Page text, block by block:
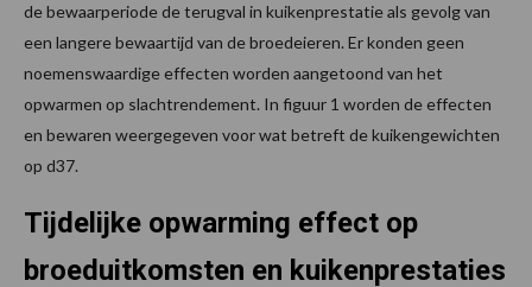
de bewaarperiode de terugval in kuikenprestatie als gevolg van
een langere bewaartijd van de broedeieren. Er konden geen
noemenswaardige effecten worden aangetoond van het
opwarmen op slachtrendement. In figuur 1 worden de effecten
en bewaren weergegeven voor wat betreft de kuikengewichten
op d37.
Tijdelijke opwarming effect op
broeduitkomsten en kuikenprestaties